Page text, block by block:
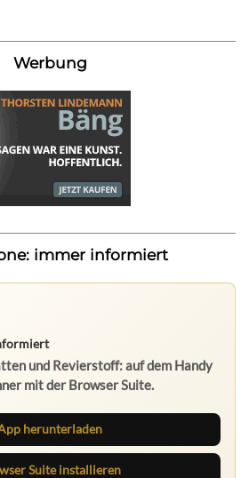
Werbung
immer informiert
und Revierstoff: auf dem Handy
mit der Browser Suite.
herunterladen
Suite installieren